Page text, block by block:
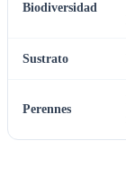
Biodiversidad
Sustrato
Perennes